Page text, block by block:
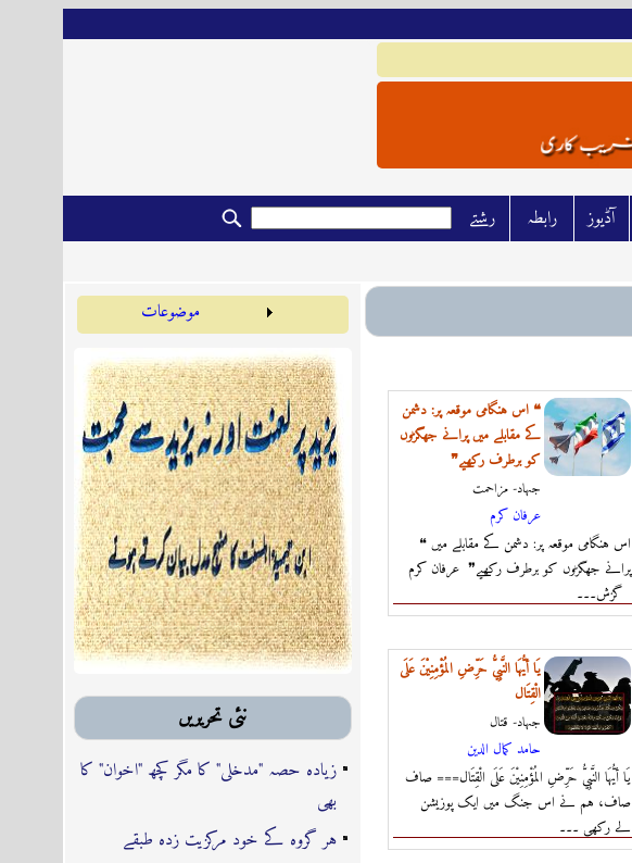
رشتے رابطہ آڈيوز
موضوعات
نئى تحريريں
زیادہ حصہ "مدخلی" کا مگر کچھ "اخوان" کا
بھی
ہر گروہ کے خود مرکزیت زدہ طبقے
❝ اس ہنگامی موقعہ پر: دشمن
کے مقابلے میں پرانے جھگڑوں
کو برطرف رکھیے❞
جہاد- مزاحمت
عرفان كرم
❝ اس ہنگامی موقعہ پر: دشمن کے مقابلے میں
پرانے جھگڑوں کو برطرف رکھیے❞ عرفان کرم
گزش۔۔۔
يَا أيُّهَا النَّبِيُّ حَرِّضِ المُؤْمِنِيْنَ عَلَى
الْقِتَال
جہاد- قتال
حامد كمال الدين
يَا أيُّهَا النَّبِيُّ حَرِّضِ المُؤْمِنِيْنَ عَلَى الْقِتَال=== صاف
صاف، ہم نے اس جنگ میں ایک پوزیشن
لے رکھی ۔۔۔